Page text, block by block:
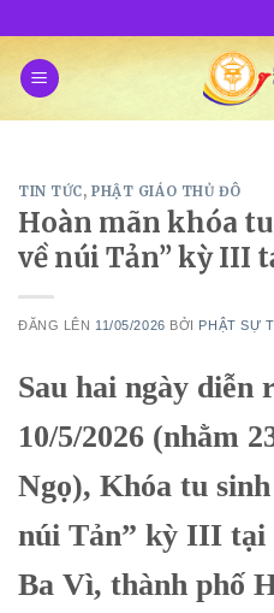
content
TIN TỨC,PHẬT GIÁO THỦ ĐÔ
Hoàn mãn khóa
về núi Tản” kỳ III
ĐĂNG LÊN 11/05/2026 BỞI PHẬT SỰ
Sau hai ngày diễn
10/5/2026 (nhằm
Ngọ), Khóa tu
núi Tản” kỳ III tại
Ba Vì, thành phố